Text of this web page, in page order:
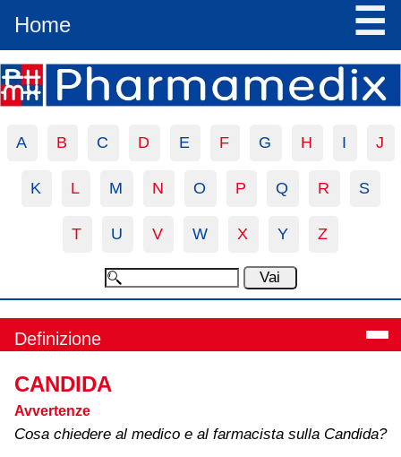
Home ☰
A B C D E F G H I J
K L M N O P Q R S
T U V W X Y Z
Definizione
CANDIDA
Avvertenze
Cosa chiedere al medico e al farmacista sulla Candida?